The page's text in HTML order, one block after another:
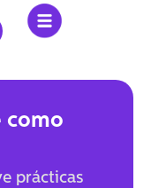
como
prácticas